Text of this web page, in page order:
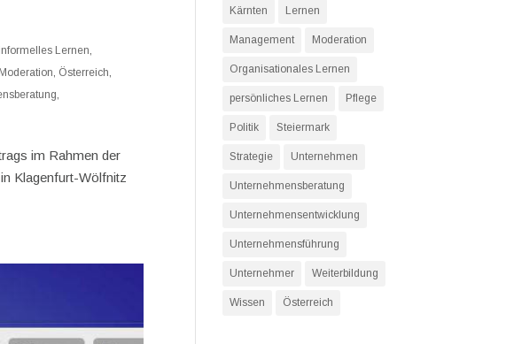
informelles Lernen,
Moderation, Österreich,
,
im Rahmen der
Klagenfurt-Wölfnitz
Kärnten Lernen
Management Moderation
Organisationales Lernen
persönliches Lernen Pflege
Politik Steiermark
Strategie Unternehmen
Unternehmensberatung
Unternehmensentwicklung
Unternehmensführung
Unternehmer Weiterbildung
Wissen Österreich